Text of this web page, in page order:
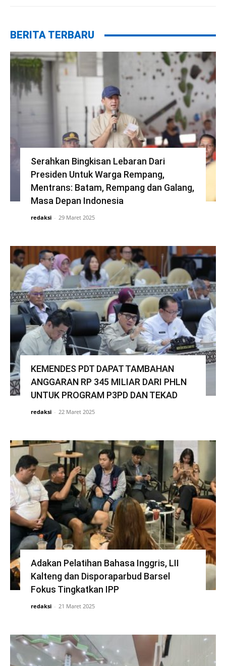
BERITA TERBARU
Serahkan Bingkisan Lebaran Dari
Presiden Untuk Warga Rempang,
Mentrans: Batam, Rempang dan Galang,
Masa Depan Indonesia
redaksi - 29 Maret 2025
KEMENDES PDT DAPAT TAMBAHAN
ANGGARAN RP 345 MILIAR DARI PHLN
UNTUK PROGRAM P3PD DAN TEKAD
redaksi - 22 Maret 2025
Adakan Pelatihan Bahasa Inggris, LII
Kalteng dan Disporaparbud Barsel
Fokus Tingkatkan IPP
redaksi - 21 Maret 2025